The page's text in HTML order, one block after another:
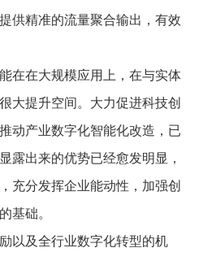
供精准的流量聚合输出，有效
在大规模应用上，在与实体
大提升空间。大力促进科技创
动产业数字化智能化改造，已
露出来的优势已经愈发明显，
充分发挥企业能动性，加强创
基础。
及全行业数字化转型的机